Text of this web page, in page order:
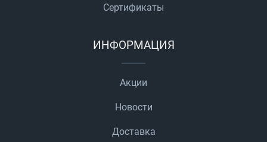
Сертификаты
ИНФОРМАЦИЯ
Акции
Новости
Доставка